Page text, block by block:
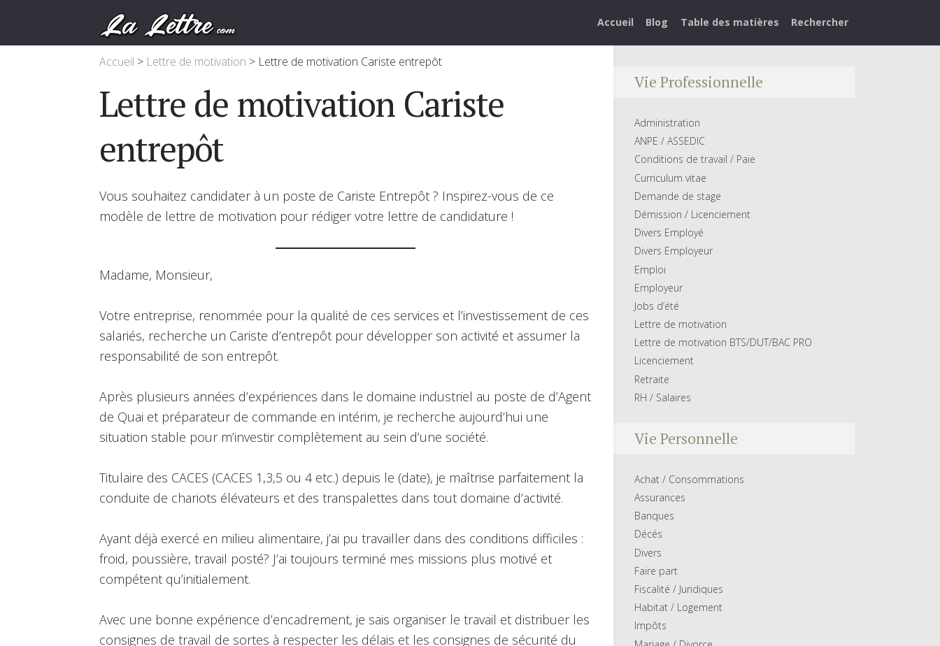
Accueil Blog Table des matières Rechercher
Accueil > Lettre de motivation > Lettre de motivation Cariste entrepôt
Lettre de motivation Cariste
entrepôt
Vous souhaitez candidater à un poste de Cariste Entrepôt ? Inspirez-vous de ce
modèle de lettre de motivation pour rédiger votre lettre de candidature !
Madame, Monsieur,
Votre entreprise, renommée pour la qualité de ces services et l’investissement de ces
salariés, recherche un Cariste d’entrepôt pour développer son activité et assumer la
responsabilité de son entrepôt.
Après plusieurs années d’expériences dans le domaine industriel au poste de d’Agent
de Quai et préparateur de commande en intérim, je recherche aujourd’hui une
situation stable pour m’investir complètement au sein d’une société.
Titulaire des CACES (CACES 1,3,5 ou 4 etc.) depuis le (date), je maîtrise parfaitement la
conduite de chariots élévateurs et des transpalettes dans tout domaine d’activité.
Ayant déjà exercé en milieu alimentaire, j’ai pu travailler dans des conditions difficiles :
froid, poussière, travail posté? J’ai toujours terminé mes missions plus motivé et
compétent qu’initialement.
Avec une bonne expérience d’encadrement, je sais organiser le travail et distribuer les
consignes de travail de sortes à respecter les délais et les consignes de sécurité du
Vie Professionnelle
Administration
ANPE / ASSEDIC
Conditions de travail / Paie
Curriculum vitae
Demande de stage
Démission / Licenciement
Divers Employé
Divers Employeur
Emploi
Employeur
Jobs d’été
Lettre de motivation
Lettre de motivation BTS/DUT/BAC PRO
Licenciement
Retraite
RH / Salaires
Vie Personnelle
Achat / Consommations
Assurances
Banques
Décés
Divers
Faire part
Fiscalité / Juridiques
Habitat / Logement
Impôts